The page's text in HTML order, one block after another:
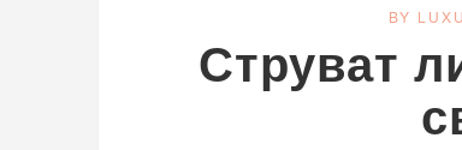
BY
Струват